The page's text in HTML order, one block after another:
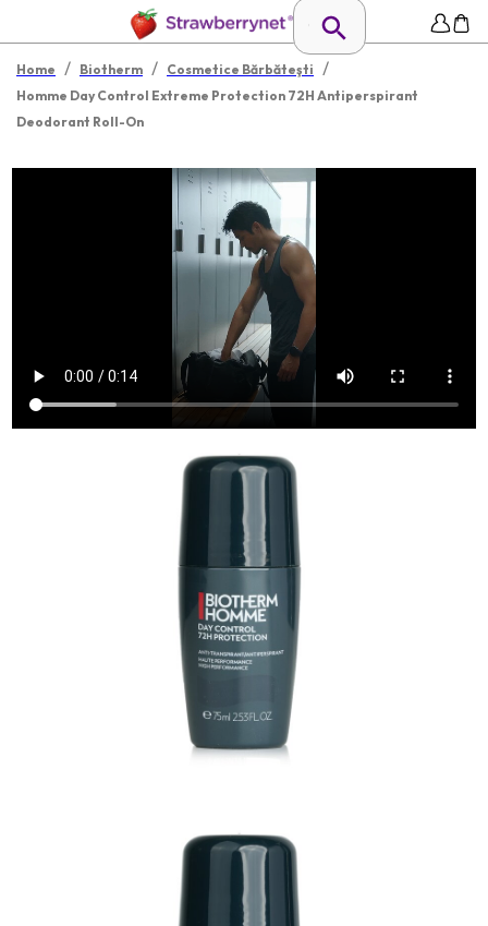
Home / Biotherm / Cosmetice Bărbăteşti /
Homme Day Control Extreme Protection 72H Antiperspirant
Deodorant Roll-On